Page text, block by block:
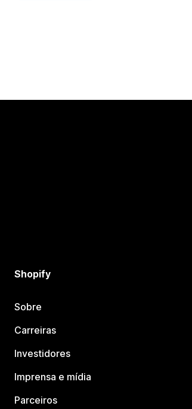
Shopify
Sobre
Carreiras
Investidores
Imprensa e mídia
Parceiros